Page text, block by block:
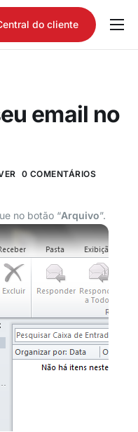
do cliente
email no
0 COMENTÁRIOS
no botão “Arquivo”.